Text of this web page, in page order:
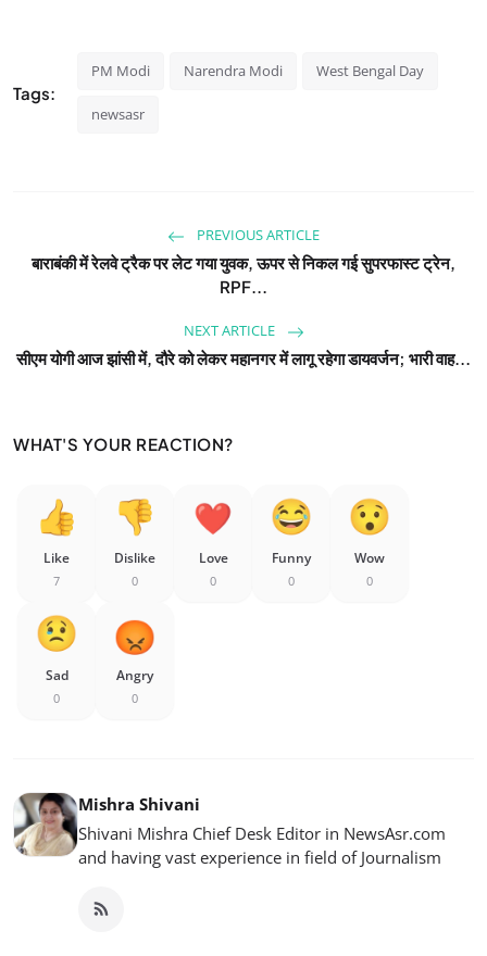
Tags:
PM Modi Narendra Modi West Bengal Day
newsasr
PREVIOUS ARTICLE
बाराबंकी में रेलवे ट्रैक पर लेट गया युवक, ऊपर से निकल गई सुपरफास्ट ट्रेन,
RPF...
NEXT ARTICLE
सीएम योगी आज झांसी में, दौरे को लेकर महानगर में लागू रहेगा डायवर्जन; भारी वाह...
WHAT'S YOUR REACTION?
Like
7
Dislike
0
Love
0
Funny
0
Wow
0
Sad
0
Angry
0
Mishra Shivani
Shivani Mishra Chief Desk Editor in NewsAsr.com
and having vast experience in field of Journalism